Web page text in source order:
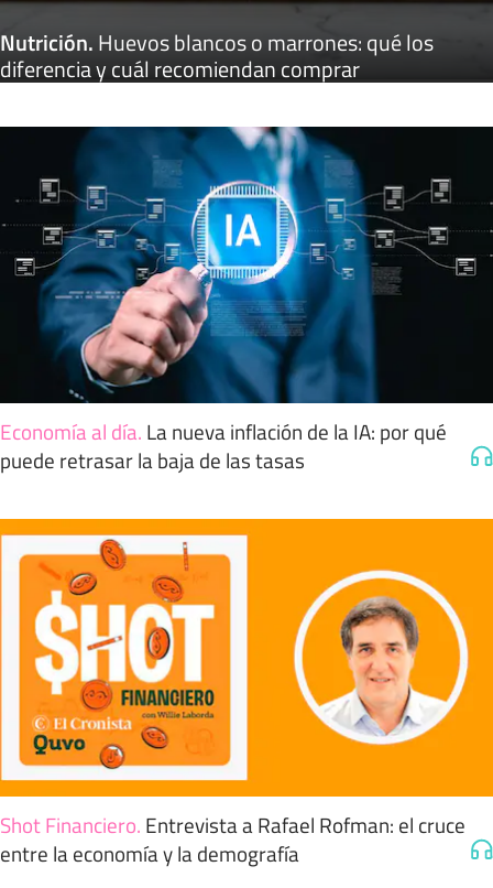
Nutrición.Huevos blancos o marrones: qué los
diferencia y cuál recomiendan comprar
Economía al día. La nueva inflación de la IA: por qué
puede retrasar la baja de las tasas
Shot Financiero. Entrevista a Rafael Rofman: el cruce
entre la economía y la demografía